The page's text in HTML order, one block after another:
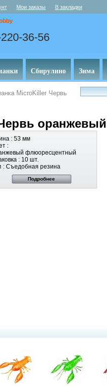
Мои заказы В закладки
36-56
Сбирулино Зима
MicroKiller Червь
оранжевый
: 53 мм
:
флюоресцентный
: 10 шт.
: Съедобная резина
Подробнее